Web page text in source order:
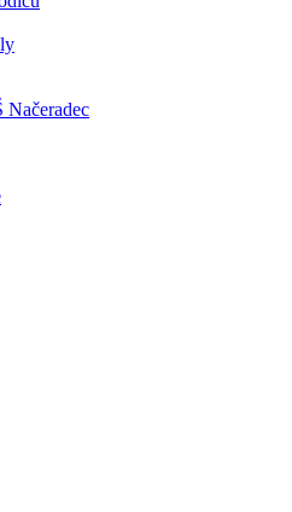
Načeradec